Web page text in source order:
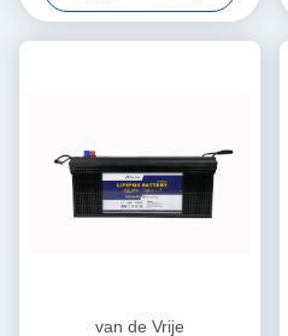
van de Vrije